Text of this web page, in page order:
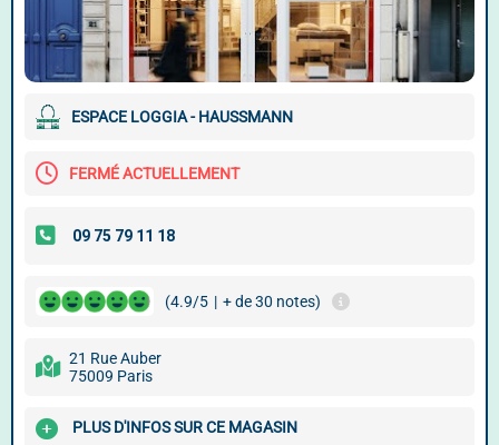
ESPACE LOGGIA - HAUSSMANN
FERMÉ ACTUELLEMENT
(4.9/5 | + de 30 notes)
21 Rue Auber
75009 Paris
PLUS D'INFOS SUR CE MAGASIN